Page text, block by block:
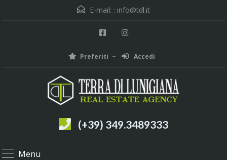
E-mail: : info@tdl.it
Preferiti Accedi
(+39) 349.3489333
Menu